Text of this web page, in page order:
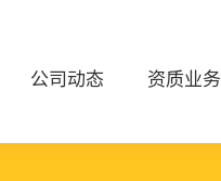
公司动态 资质业务